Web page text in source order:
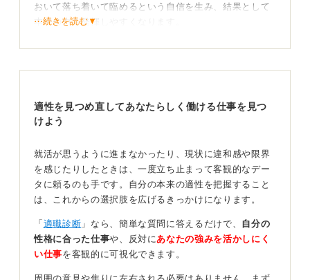
おいて落ち着いて臨めるという自信を生み、結果として
本来の力を発揮しやすくなります。
誠実な対応で最後まで進もう
つけてください。
志望度が低い企業の場合、内定承諾期限や辞退時の対
応、オワハラの有無などを事前に確認しておく必要があ
内定を保持したまま本命企業の選考を続けることは一般
的な進め方であり、大学や企業に迷惑がかかることはあ
⋯続きを読む▼
適性を見つめ直してあなたらしく働ける仕事を見つ
けよう
就活が思うように進まなかったり、現状に違和感や限界
を感じたりしたときは、一度立ち止まって客観的なデー
タに頼るのも手です。自分の本来の適性を把握すること
は、これからの選択肢を広げるきっかけになります。
「 適職診断 」なら、簡単な質問に答えるだけで、 自分の
性格に合った仕事や、反対に あなたの強みを活かしにく
い仕事を客観的に可視化できます。